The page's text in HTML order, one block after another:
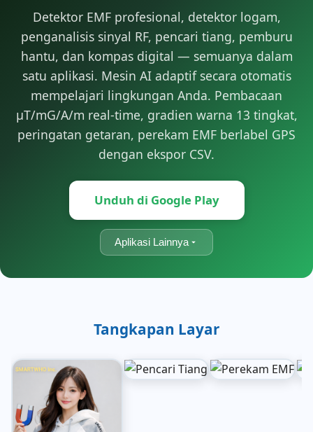
Detektor EMF profesional, detektor logam,
penganalisis sinyal RF, pencari tiang, pemburu
hantu, dan kompas digital — semuanya dalam
satu aplikasi. Mesin AI adaptif secara otomatis
mempelajari lingkungan Anda. Pembacaan
μT/mG/A/m real-time, gradien warna 13 tingkat,
peringatan getaran, perekam EMF berlabel GPS
dengan ekspor CSV.
Unduh di Google Play
Aplikasi Lainnya
Tangkapan Layar